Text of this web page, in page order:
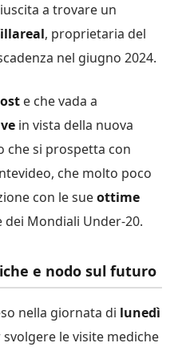
a trovare un
, proprietaria del
nel giugno 2024.
e che vada a
in vista della nuova
che si prospetta con
che molto poco
con le sueottime
dei Mondiali Under-20.
e nodo sul futuro
nella giornata di lunedì
svolgere le visite mediche